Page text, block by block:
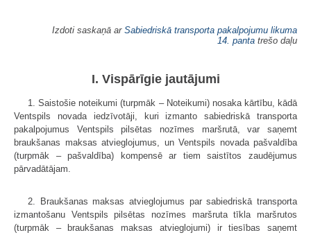
Izdoti saskaņā ar Sabiedriskā transporta pakalpojumu likuma
14. panta trešo daļu
I. Vispārīgie jautājumi
1. Saistošie noteikumi (turpmāk – Noteikumi) nosaka kārtību, kādā
Ventspils novada iedzīvotāji, kuri izmanto sabiedriskā transporta
pakalpojumus Ventspils pilsētas nozīmes maršrutā, var saņemt
braukšanas maksas atvieglojumus, un Ventspils novada pašvaldība
(turpmāk – pašvaldība) kompensē ar tiem saistītos zaudējumus
pārvadātājam.
2. Braukšanas maksas atvieglojumus par sabiedriskā transporta
izmantošanu Ventspils pilsētas nozīmes maršruta tīkla maršrutos
(turpmāk – braukšanas maksas atvieglojumi) ir tiesības saņemt